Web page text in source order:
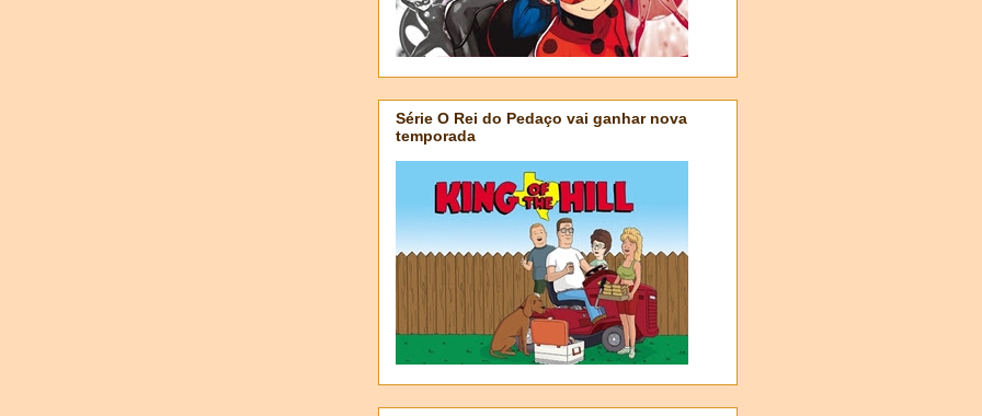
Série O Rei do Pedaço vai ganhar nova
temporada